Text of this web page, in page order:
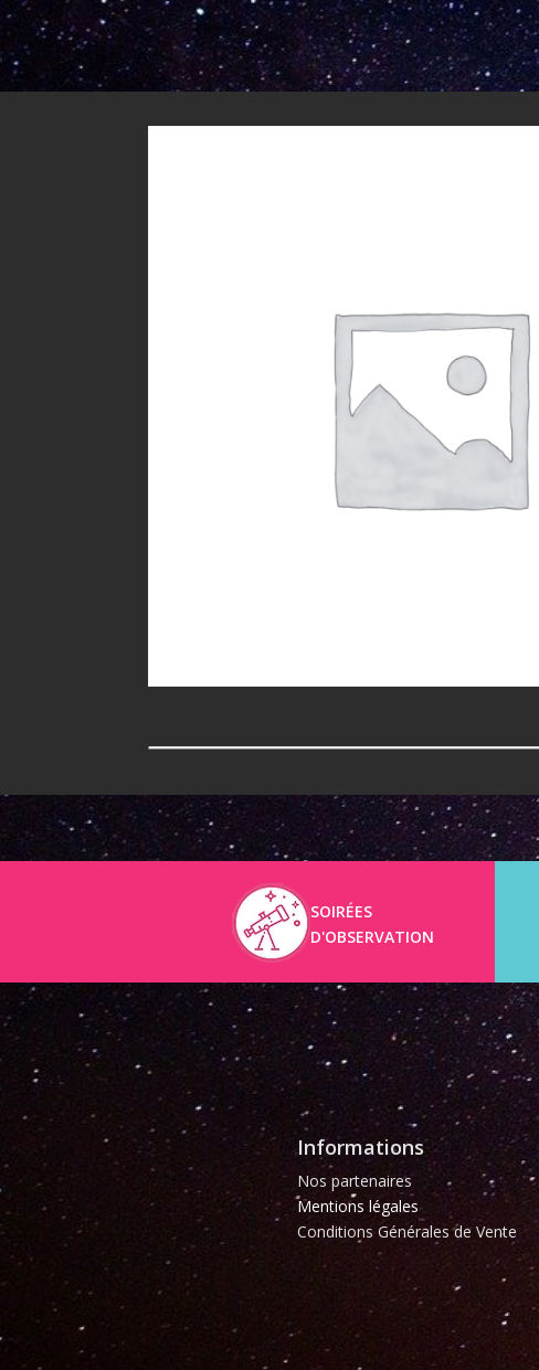
SOIRÉES
D'OBSERVATION
Informations
Nos partenaires
Mentions légales
Conditions Générales de Vente